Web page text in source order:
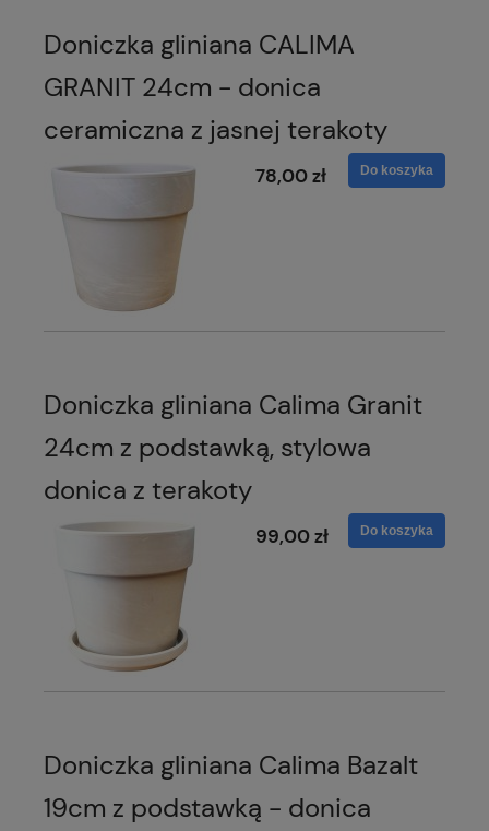
Doniczka gliniana CALIMA
GRANIT 24cm - donica
ceramiczna z jasnej terakoty
78,00 zł Do koszyka
Doniczka gliniana Calima Granit
24cm z podstawką, stylowa
donica z terakoty
99,00 zł Do koszyka
Doniczka gliniana Calima Bazalt
19cm z podstawką - donica